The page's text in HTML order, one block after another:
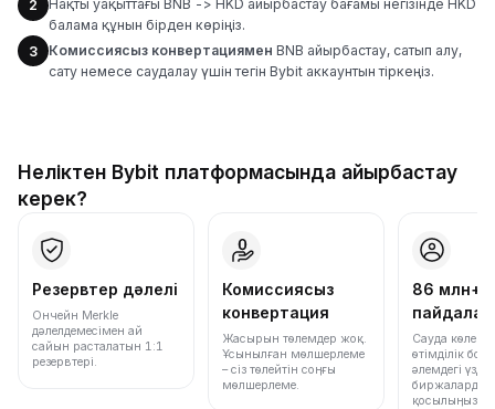
2
Нақты уақыттағы BNB -> HKD айырбастау бағамы негізінде HKD
балама құнын бірден көріңіз.
3
Комиссиясыз конвертациямен BNB айырбастау, сатып алу,
сату немесе саудалау үшін тегін Bybit аккаунтын тіркеңіз.
Неліктен Bybit платформасында айырбастау
керек?
Резервтер дәлелі
Ончейн Merkle
дәлелдемесімен ай
сайын расталатын 1:1
резервтері.
Комиссиясыз
конвертация
Жасырын төлемдер жоқ.
Ұсынылған мөлшерлеме
– сіз төлейтін соңғы
мөлшерлеме.
86 млн+
Сауда көлемі
өтімділік
әлемдегі үздік
биржалардың
қосылыңыз.